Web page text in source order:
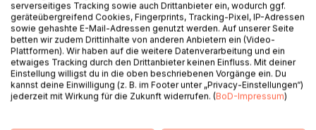
Goodman inspirierten Satz vertieft Murray Rothbards
politisch-ökonomische Theorie - düster und doch ein Licht,
das einen Ausweg aufzeigt. Die Infrastrukturen, die uns
umgeben, seien es die Kliniken, seien es die Schulen oder
Universitäten, seien es die Währungen, seien es die
Kulturgüter, seien es die Straßen, seien es die
Versorgungsunternehmen, sind Konstrukte der
serverseitiges Tracking sowie auch Drittanbieter ein, wodurch ggf.
geräteübergreifend Cookies, Fingerprints, Tracking-Pixel, IP-Adressen
sowie gehashte E-Mail-Adressen genutzt werden. Auf unserer Seite
betten wir zudem Drittinhalte von anderen Anbietern ein (Video-
Plattformen). Wir haben auf die weitere Datenverarbeitung und ein
etwaiges Tracking durch den Drittanbieter keinen Einfluss. Mit deiner
Einstellung willigst du in die oben beschriebenen Vorgänge ein. Du
kannst deine Einwilligung (z. B. im Footer unter „Privacy-Einstellungen“)
jederzeit mit Wirkung für die Zukunft widerrufen. (BoD-Impressum)